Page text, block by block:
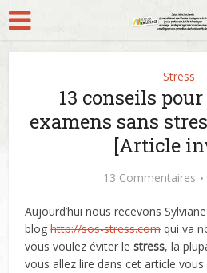
Stress
13 conseils
examens sans
[Article
13 Commentaires
Aujourd’hui nous recevons
bloghttp://sos-stress.comqui va
vous voulez éviter lestress, la
vous allez lire dans cet article